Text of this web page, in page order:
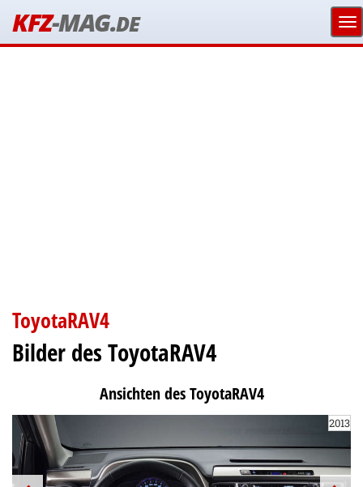
KFZ-MAG.DE
ToyotaRAV4
Bilder des ToyotaRAV4
Ansichten des ToyotaRAV4
2013